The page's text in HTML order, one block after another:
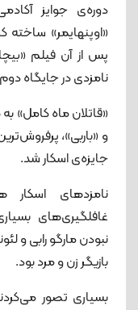
دوره‌ی جوایز
نامزدی در جایگاه
جایزه‌ی اسکار شد.
غافلگیری‌های
نبودن مارگو رابی و
بازیگر زن و مرد بود.
بسیاری تصور